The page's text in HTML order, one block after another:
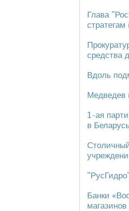
Глава
средства
Вдоль
Медведев
1-ая
в
Банки
магазинов